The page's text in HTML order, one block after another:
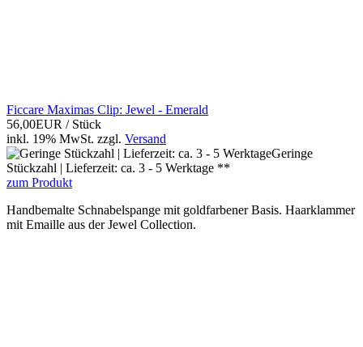
Ficcare Maximas Clip: Jewel - Emerald
56,00EUR / Stück
inkl. 19% MwSt. zzgl. Versand
Geringe
Stückzahl | Lieferzeit: ca. 3 - 5 Werktage **
zum Produkt
Handbemalte Schnabelspange mit goldfarbener Basis. Haarklammer
mit Emaille aus der Jewel Collection.